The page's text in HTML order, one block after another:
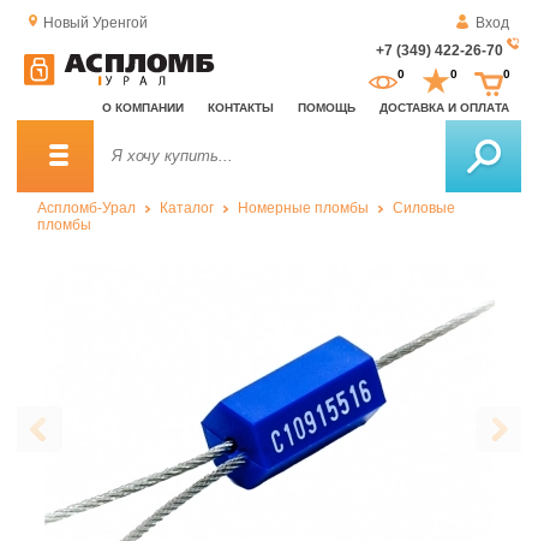
Новый Уренгой
Вход
+7 (349) 422-26-70
О КОМПАНИИ КОНТАКТЫ ПОМОЩЬ ДОСТАВКА И ОПЛАТА
0 0 0
Аспломб-Урал Каталог Номерные пломбы
Силовые
пломбы